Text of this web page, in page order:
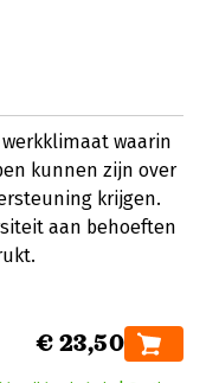
waarin
kunnen zijn over
krijgen.
aan behoeften
€ 23,50